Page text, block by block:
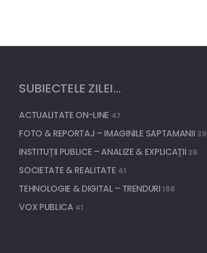
SUBIECTELE ZILEI…
ACTUALITATE ON-LINE 47
FOTO & REPORTAJ – IMAGINILE SAPTAMANII 39
INSTITUȚII PUBLICE – ANALIZE & EXPLICAȚII 26
SOCIETATE & REALITATE 41
TEHNOLOGIE & DIGITAL – TRENDURI188
VOX PUBLICA 41